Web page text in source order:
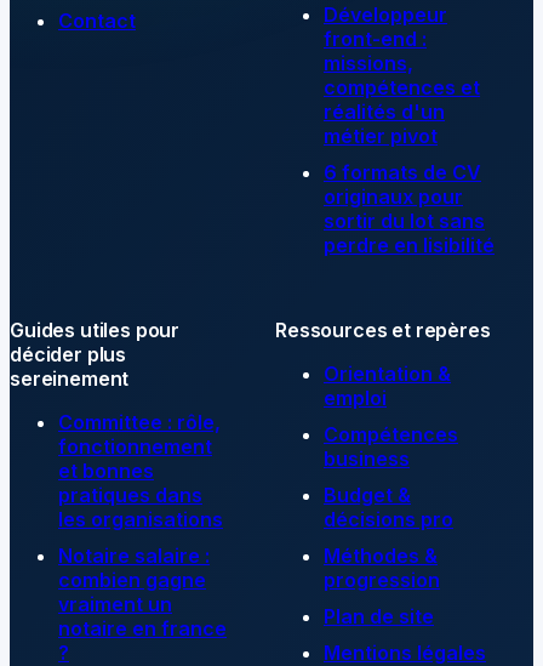
Contact
Développeur
front-end :
missions,
compétences et
réalités d'un
métier pivot
6 formats de CV
originaux pour
sortir du lot sans
perdre en lisibilité
Guides utiles pour
décider plus
sereinement
Committee : rôle,
fonctionnement
et bonnes
pratiques dans
les organisations
Notaire salaire :
combien gagne
vraiment un
notaire en france
?
Ressources et repères
Orientation &
emploi
Compétences
business
Budget &
décisions pro
Méthodes &
progression
Plan de site
Mentions légales